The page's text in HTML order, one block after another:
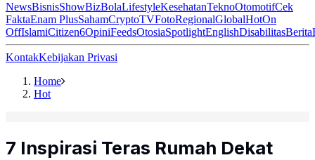
NewsBisnisShowBizBolaLifestyleKesehatanTeknoOtomotifCek
FaktaEnam PlusSahamCryptoTVFotoRegionalGlobalHotOn
OffIslamiCitizen6OpiniFeedsOtosiaSpotlightEnglishDisabilitasBerita
KontakKebijakan Privasi
Home
Hot
7 Inspirasi Teras Rumah Dekat